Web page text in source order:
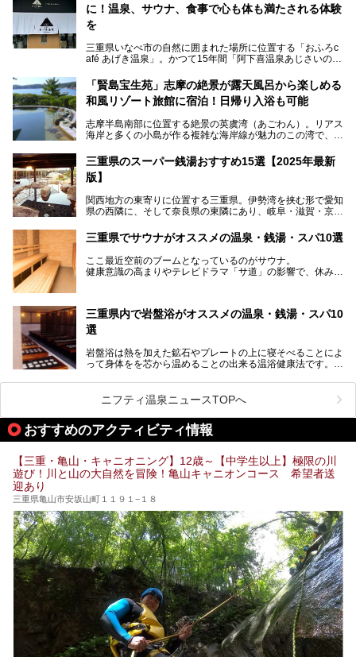
に！温泉、サウナ、食事で心も体も満たされる体験
を
三重県いなべ市の自然に囲まれた場所に位置する「おふろc
afé あげき温泉」。かつて15年間「阿下喜温泉あじさいの
泊が楽しめる施設として2024年4月に新しく生まれ変わりま
した！
ていた施設……。今回は、地元の方から観光客まで楽しめる
「おふろcafé あげき温泉」をじっくりご紹介していきま
「賢島宝生苑」志摩の絶景が露天風呂から楽しめる
和風リゾート旅館に宿泊！日帰り入浴も可能
志摩半島南部に位置する絶景の英虞湾（あごわん）。リアス
海岸と多くの小島が作る複雑な海岸線が魅力のこの湾で、最
らも英虞湾が一望できる人気の旅館「賢島宝生苑（かしこじ
まほうじょうえん）」をご紹介します。日帰り入浴もできま
すよ！
───
提供元：賢島宝生苑【PR】
三重県のスーパー銭湯おすすめ15選【2025年最新
版】
関西地方の東寄りに位置する三重県。伊勢湾を挟む形で愛知
県の西隣に、そして奈良県の東隣にあり、岐阜・滋賀・京
伊勢神宮を擁する伊勢志摩や、世界遺産に登録された熊野古
道をはじめ、鳥羽水族館、忍者の里・伊賀、鈴鹿サーキッ
ト、松坂牛に伊勢海老……と、観光＆グルメの宝庫です。
東からも西からも訪れやすい三重県には、ハイクオリティな
スーパー銭湯がたくさん！お風呂も食事もコスパもいい、お
三重県でサウナがオススメの温泉・銭湯・スパ10選
ここ最近空前のブームとなっているのがサウナ。
健康意識の高まりやテレビドラマ「サ道」の影響で、休みの
いサウナのある温泉や銭湯、スパをご紹介。
気軽に立ち寄れてリラックス効果の高いサウナで、日頃の疲
れをリフレッシュしませんか？
三重県内で岩盤浴がオススメの温泉・銭湯・スパ10
選
岩盤浴は熱を加えた鉱石やプレートの上に寝そべることによ
って身体をを芯から温めることの出来る温浴健康法です。じ
果だけではなく、代謝が高まり健康や美容にも良い影響が期
待できます。今回はそんな岩盤浴にこだわった、三重県内の
オススメ温泉・銭湯・スパ10ヶ所を紹介させていただきま
す。
ニフティ温泉ニュースTOPへ
おすすめのアクティビティ情報
【三重・亀山・キャニオニング】12歳～【中学生以上】極限の川
遊び！川と山の大自然を冒険！亀山キャニオンコース 希望者送
迎あり
三重県亀山市安坂山町１１９１−１８